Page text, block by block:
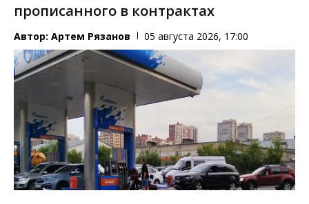
прописанного в контрактах
Автор: Артем Рязанов 05 августа 2026, 17:00